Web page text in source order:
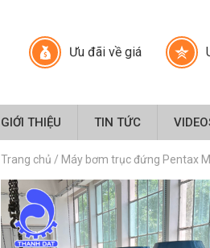
Ưu đãi về giá
GIỚI THIỆU TIN TỨC
Trang chủ / Máy bơm trục đứng Pentax